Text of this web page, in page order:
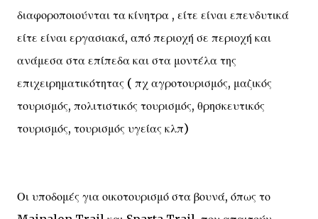
διαφοροποιούνται τα κίνητρα , είτε είναι επενδυτικά
είτε είναι εργασιακά, από περιοχή σε περιοχή και
ανάμεσα στα επίπεδα και στα μοντέλα της
επιχειρηματικότητας ( πχ αγροτουρισμός, μαζικός
τουρισμός, πολιτιστικός τουρισμός, θρησκευτικός
τουρισμός, τουρισμός υγείας κλπ)
Οι υποδομές για οικοτουρισμό στα βουνά, όπως το